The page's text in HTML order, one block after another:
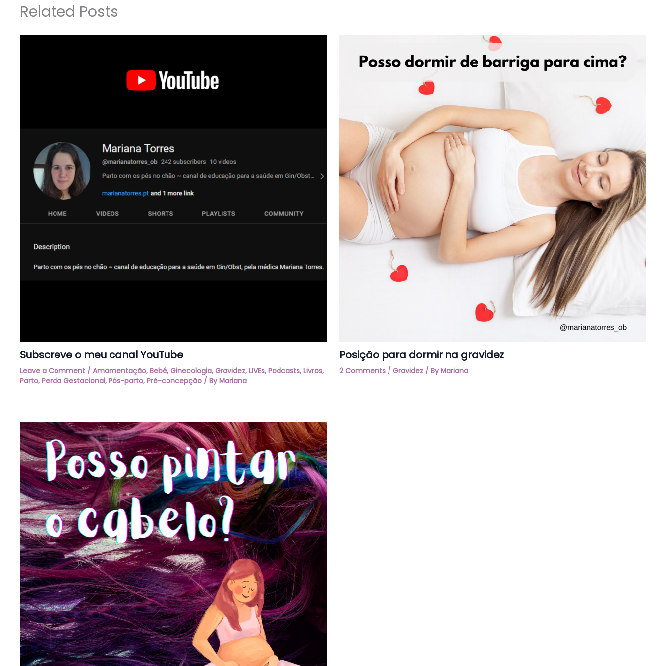
Related Posts
Subscreve o meu canal YouTube
Leave a Comment / Amamentação, Bebé, Ginecologia, Gravidez, LIVEs, Podcasts, Livros,
Parto, Perda Gestacional, Pós-parto, Pré-concepção / By Mariana
Posição para dormir na gravidez
2 Comments / Gravidez/ By Mariana